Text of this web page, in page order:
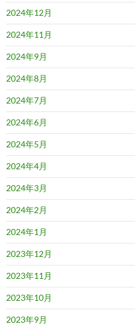
2024年12月
2024年11月
2024年9月
2024年8月
2024年7月
2024年6月
2024年5月
2024年4月
2024年3月
2024年2月
2024年1月
2023年12月
2023年11月
2023年10月
2023年9月